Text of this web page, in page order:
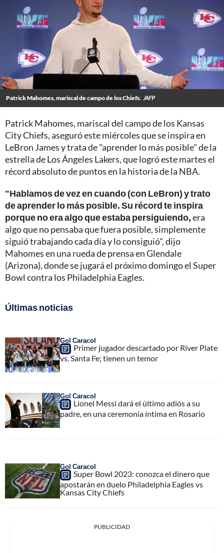
Patrick Mahomes, mariscal de campo de los Chiefs. /AFP
Patrick Mahomes, mariscal del campo de los Kansas
City Chiefs, aseguró este miércoles que se inspira en
LeBron James y trata de "aprender lo más posible" de la
estrella de Los Ángeles Lakers, que logró este martes el
récord absoluto de puntos en la historia de la NBA.
"Hablamos de vez en cuando (con LeBron) y trato
de aprender lo más posible. Su récord te inspira
porque no era algo que estaba persiguiendo,era
algo que no pensaba que fuera posible, simplemente
siguió trabajando cada día y lo consiguió", dijo
Mahomes en una rueda de prensa en Glendale
(Arizona), donde se jugará el próximo domingo el Super
Bowl contra los Philadelphia Eagles.
Últimas noticias
Gol Caracol
Primer jugador descartado por River Plate
vs. Santa Fe; tienen un temor
Gol Caracol
Lionel Messi dará el último adiós a su
padre, en una ceremonia íntima en Rosario
Gol Caracol
Super Bowl 2023: conozca el dinero que
apostarán en duelo Philadelphia Eagles vs
Kansas City Chiefs
PUBLICIDAD